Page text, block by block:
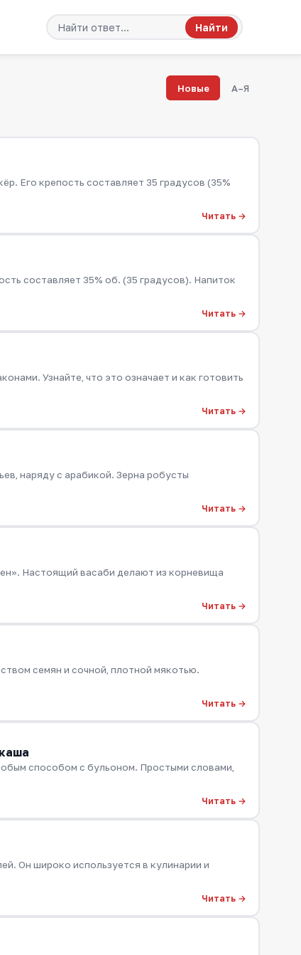
Найти
Новые А–Я
Его крепость составляет 35 градусов (35%
Читать →
составляет 35% об. (35 градусов). Напиток
Читать →
Узнайте, что это означает и как готовить
Читать →
наряду с арабикой. Зерна робусты
Читать →
Настоящий васаби делают из корневища
Читать →
семян и сочной, плотной мякотью.
Читать →
способом с бульоном. Простыми словами,
Читать →
Он широко используется в кулинарии и
Читать →